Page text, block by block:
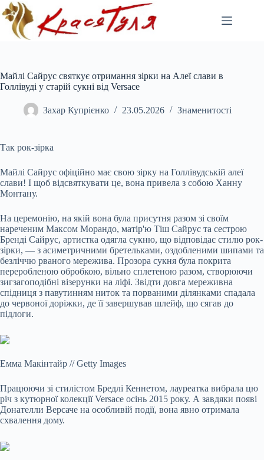
Перейти
до
вмісту
Майлі Сайрус святкує отримання зірки на Алеї слави в
Голлівуді у старій сукні від Versace
Захар Купрієнко 23.05.2026 Знаменитості
Так рок-зірка
Майлі Сайрус офіційно має свою зірку на Голлівудській алеї
слави! І щоб відсвяткувати це, вона привела з собою Ханну
Монтану.
На церемонію, на якій вона була присутня разом зі своїм
нареченим Максом Морандо, матір'ю Тіш Сайрус та сестрою
Бренді Сайрус, артистка одягла сукню, що відповідає стилю рок-
зірки, — з асиметричними бретельками, оздобленими шипами та
безліччю рваного мережива. Прозора сукня була покрита
переробленою обробкою, вільно сплетеною разом, створюючи
зигзагоподібні візерунки на ліфі. Звідти довга мереживна
спідниця з павутинням ниток та порваними ділянками спадала
до червоної доріжки, де її завершував шлейф, що сягав до
підлоги.
Емма Макінтайр // Getty Images
Працюючи зі стилістом Бредлі Кеннетом, лауреатка вибрала цю
річ з кутюрної колекції Versace осінь 2015 року. А завдяки появі
Донателли Версаче на особливій події, вона явно отримала
схвалення дому.